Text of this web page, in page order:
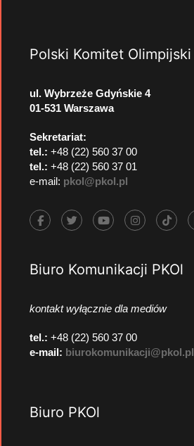
Polski Komitet Olimpijski
ul. Wybrzeże Gdyńskie 4
01-531 Warszawa
Sekretariat:
tel.: +48 (22) 560 37 00
tel.: +48 (22) 560 37 01
e-mail: pkol@pkol.pl
Biuro Komunikacji PKOl
kontakt wyłącznie dla mediów
tel.: +48 (22) 560 37 00
e-mail: biurokomunikacji@pkol.pl
Biuro PKOl